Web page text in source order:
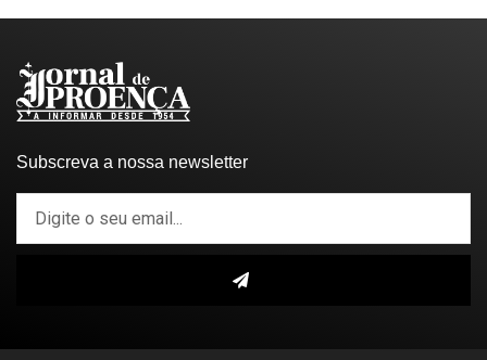
Subscreva a nossa newsletter